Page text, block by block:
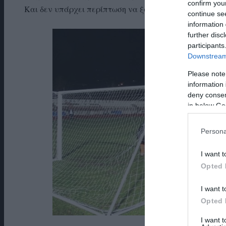
confirm
continue
information
further
Please
information
deny
in below
I want
Opted
I want
Opted
I want
Και δεν υπάρχει περίπτωση να ξαναγίνει μέχρι του